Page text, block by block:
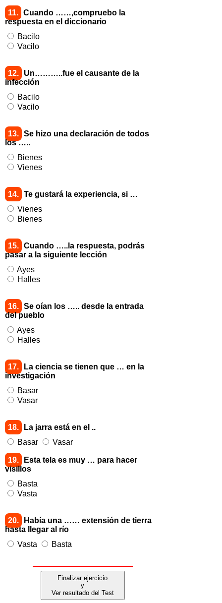
11. Cuando ……,compruebo la
respuesta en el diccionario
Bacilo
Vacilo
12.
Un………..fue el causante de la
infección
Bacilo
Vacilo
13. Se hizo una declaración de todos
los …..
Bienes
Vienes
14. Te gustará la experiencia, si …
Vienes
Bienes
15. Cuando …..la respuesta, podrás
pasar a la siguiente lección
Ayes
Halles
16. Se oían los ….. desde la entrada
del pueblo
Ayes
Halles
17.
La ciencia se tienen que … en la
investigación
Basar
Vasar
18.
La jarra está en el ..
Basar
Vasar
19.
Esta tela es muy … para hacer
visillos
Basta
Vasta
20.
Había una …… extensión de tierra
hasta llegar al río
Vasta
Basta
Finalizar ejercicio
y
Ver resultado del Test